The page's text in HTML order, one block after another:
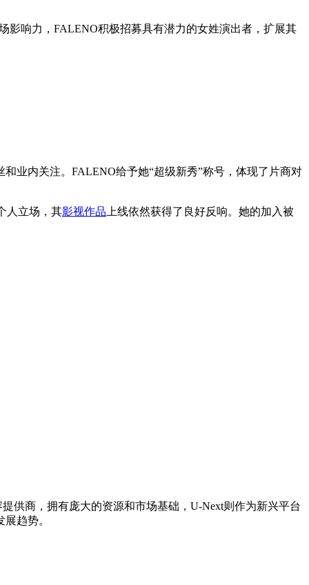
影响力，FALENO积极招募具有潜力的女姓演出者，扩展其
业内关注。FALENO给予她“超级新秀”称号，体现了片商对
人立场，其影视作品 上线依然获得了良好反响。她的加入被
供商，拥有庞大的资源和市场基础，U-Next则作为新兴平台
趋势。